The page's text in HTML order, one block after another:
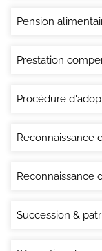
Pension
Prestation
Procédure
Reconnaissance
Reconnaissance
Succession &